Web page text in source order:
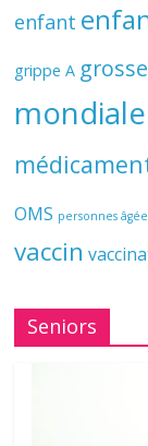
enfant
grippe A
mondiale
OMS personnes
vaccin
Seniors